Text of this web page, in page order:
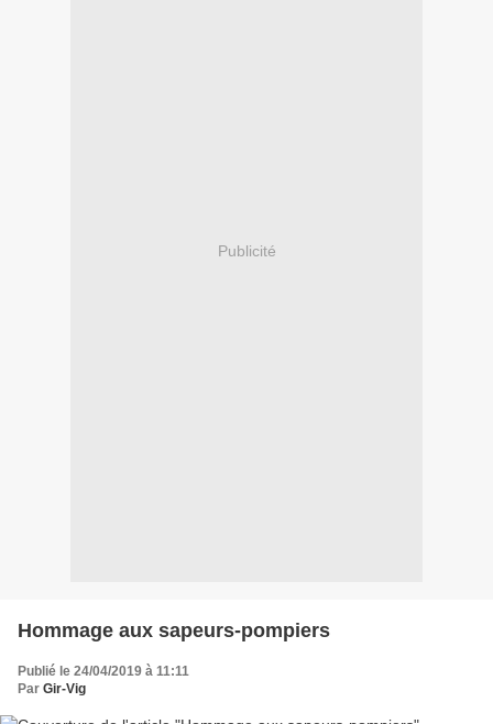
Publicité
Hommage aux sapeurs-pompiers
Publié le 24/04/2019 à 11:11
Par Gir-Vig